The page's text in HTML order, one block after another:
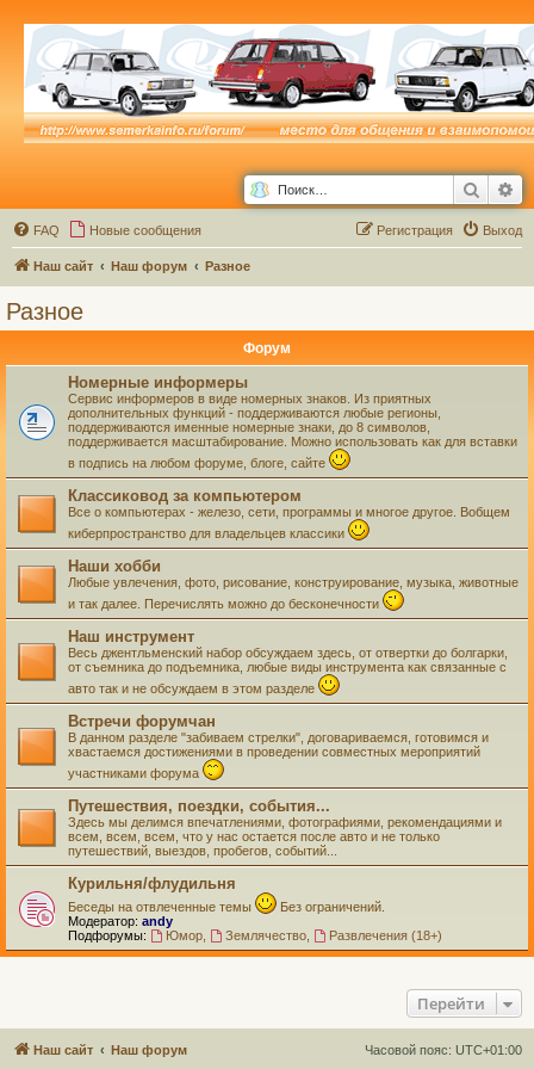
Поиск
FAQ Новые сообщения Выход
Регистрация
Наш сайт Наш форум Разное
Разное
Форум
Номерные информеры
Сервис информеров в виде номерных знаков. Из приятных
дополнительных функций - поддерживаются любые регионы,
поддерживаются именные номерные знаки, до 8 символов,
поддерживается масштабирование. Можно использовать как для вставки
в подпись на любом форуме, блоге, сайте
Классиковод за компьютером
Все о компьютерах - железо, сети, программы и многое другое. Вобщем
киберпространство для владельцев классики
Наши хобби
Любые увлечения, фото, рисование, конструирование, музыка, животные
и так далее. Перечислять можно до бесконечности
Наш инструмент
Весь джентльменский набор обсуждаем здесь, от отвертки до болгарки,
от съемника до подъемника, любые виды инструмента как связанные с
авто так и не обсуждаем в этом разделе
Встречи форумчан
В данном разделе "забиваем стрелки", договариваемся, готовимся и
хвастаемся достижениями в проведении совместных мероприятий
участниками форума
Путешествия, поездки, события...
Здесь мы делимся впечатлениями, фотографиями, рекомендациями и
всем, всем, всем, что у нас остается после авто и не только
путешествий, выездов, пробегов, событий...
Курильня/флудильня
Беседы на отвлеченные темы
Без ограничений.
Модератор: andy
Подфорумы:
Юмор, Землячество, Развлечения (18+)
Перейти
Наш сайт Наш форум Часовой пояс: UTC+01:00